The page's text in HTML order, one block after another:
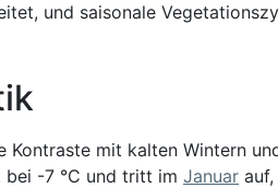
und saisonale
mit kalten Wintern
-7 °C und tritt im Januar